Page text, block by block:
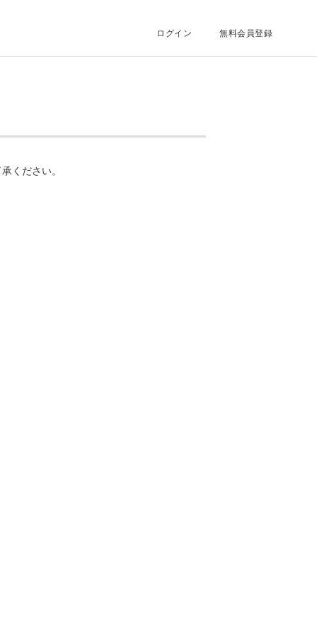
ログイン 無料会員登録
ください。